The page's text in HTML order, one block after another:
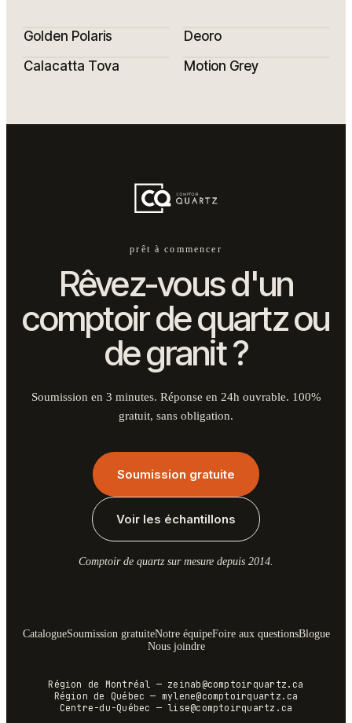
Golden Polaris
Deoro
Calacatta Tova
Motion Grey
prêt à commencer
Rêvez-vous d'un
comptoir de quartz ou
de granit ?
Soumission en 3 minutes. Réponse en 24h ouvrable. 100%
gratuit, sans obligation.
Soumission gratuite
Voir les échantillons
Comptoir de quartz sur mesure depuis 2014.
CatalogueSoumission gratuiteNotre équipeFoire aux questionsBlogue
Nous joindre
Région de Montréal — zeinab@comptoirquartz.ca
Région de Québec — mylene@comptoirquartz.ca
Centre-du-Québec —lise@comptoirquartz.ca